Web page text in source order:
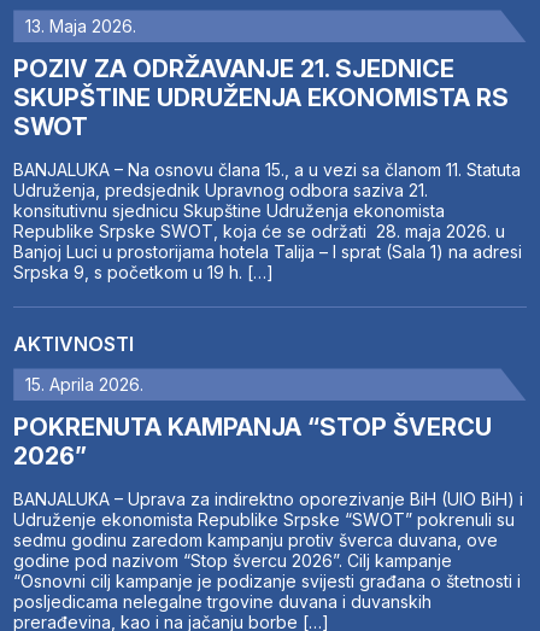
13. Maja 2026.
POZIV ZA ODRŽAVANJE 21. SJEDNICE
SKUPŠTINE UDRUŽENJA EKONOMISTA RS
SWOT
BANJALUKA – Na osnovu člana 15., a u vezi sa članom 11. Statuta
Udruženja, predsjednik Upravnog odbora saziva 21.
konsitutivnu sjednicu Skupštine Udruženja ekonomista
Republike Srpske SWOT, koja će se održati 28. maja 2026. u
Banjoj Luci u prostorijama hotela Talija – I sprat (Sala 1) na adresi
Srpska 9, s početkom u 19 h. […]
AKTIVNOSTI
15. Aprila 2026.
POKRENUTA KAMPANJA “STOP ŠVERCU
2026”
BANJALUKA – Uprava za indirektno oporezivanje BiH (UIO BiH) i
Udruženje ekonomista Republike Srpske “SWOT” pokrenuli su
sedmu godinu zaredom kampanju protiv šverca duvana, ove
godine pod nazivom “Stop švercu 2026”. Cilj kampanje
“Osnovni cilj kampanje je podizanje svijesti građana o štetnosti i
posljedicama nelegalne trgovine duvana i duvanskih
prerađevina, kao i na jačanju borbe […]